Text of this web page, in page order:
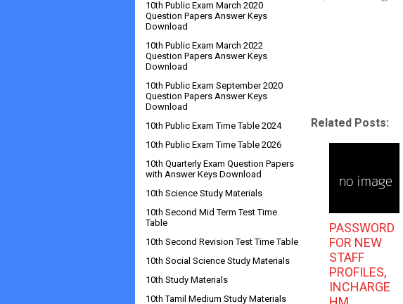
Related Posts:
PASSWORD
FOR NEW
STAFF
PROFILES,
INCHARGE
10th Public Exam March 2020
Question Papers Answer Keys
Download
10th Public Exam March 2022
Question Papers Answer Keys
Download
10th Public Exam September 2020
Question Papers Answer Keys
Download
10th Public Exam Time Table 2024
10th Public Exam Time Table 2026
10th Quarterly Exam Question Papers
with Answer Keys Download
10th Science Study Materials
10th Second Mid Term Test Time
Table
10th Second Revision Test Time Table
10th Social Science Study Materials
10th Study Materials
10th Tamil Medium Study Materials